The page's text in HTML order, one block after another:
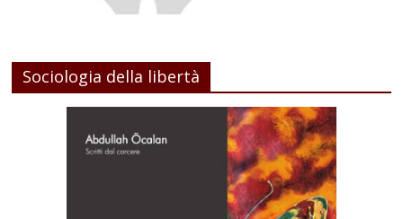
Sociologia della libertà